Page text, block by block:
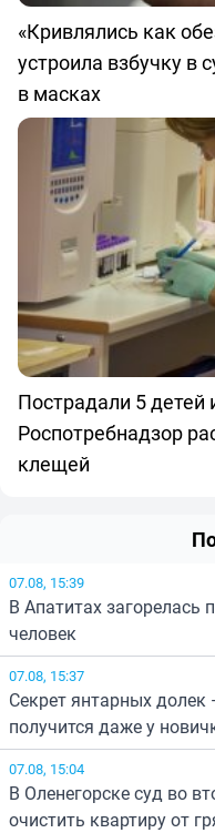
«Кривлялись как
устроила взбучку в
в масках
Пострадали 5 детей
Роспотребнадзор
клещей
07.08, 15:39
В Апатитах загорелась
человек
07.08, 15:37
Секрет янтарных
получится даже у
07.08, 15:04
В Оленегорске суд во
очистить квартиру от